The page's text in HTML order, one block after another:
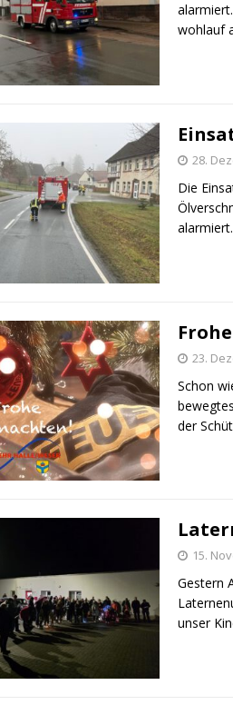
wohlauf
28.
Die
23.
Schon
der
15.
Gestern
unser